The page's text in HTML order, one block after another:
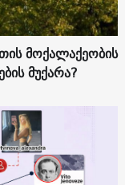
მოქალაქეობის
მუქარა?